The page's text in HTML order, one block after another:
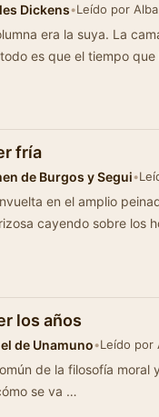
Dickens•Leído por Alba
era la suya. La
es que el tiempo
fría
de Burgos y Segui•
en el amplio
cayendo sobre los
los años
de Unamuno•Leído por
de la filosofía moral
se va …